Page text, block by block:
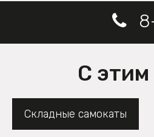
С этим
Складные самокаты